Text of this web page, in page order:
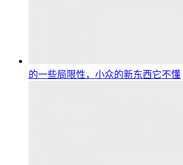
的一些局限性，小众的新东西它不懂